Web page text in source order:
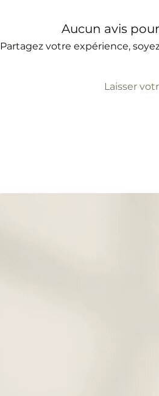
Aucun avis
Partagez votre expérience,
Laisser